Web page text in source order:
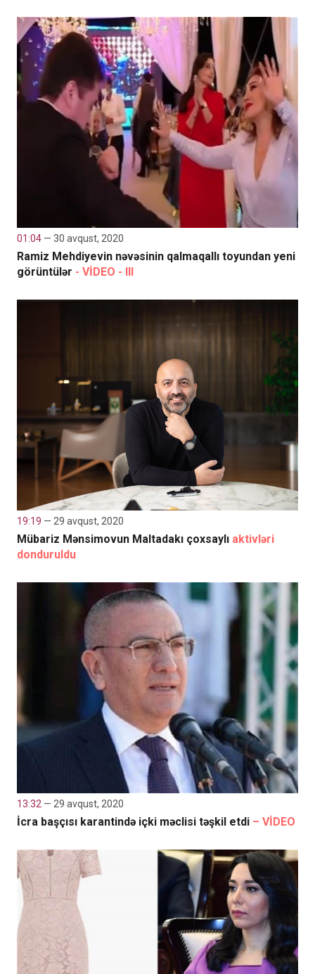
01:04 — 30 avqust, 2020
Ramiz Mehdiyevin nəvəsinin qalmaqallı toyundan yeni
görüntülər - VİDEO - III
19:19 — 29 avqust, 2020
Mübariz Mənsimovun Maltadakı çoxsaylı aktivləri
donduruldu
13:32 — 29 avqust, 2020
İcra başçısı karantində içki məclisi təşkil etdi – VİDEO